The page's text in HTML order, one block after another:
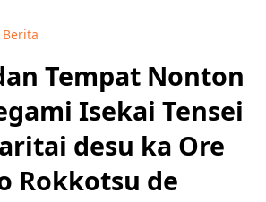
Berita
Tempat Nonton
Isekai Tensei
desu ka Ore
Rokkotsu de